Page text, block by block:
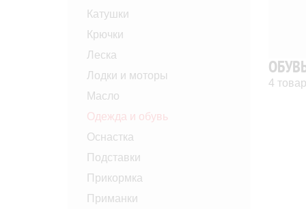
Катушки
Крючки
Леска
Лодки и моторы
Масло
Одежда и обувь
Оснастка
Подставки
Прикормка
Приманки
4